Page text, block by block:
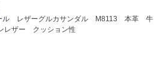
ル レザーグルカサンダル M8113 本革 牛
ザー クッション性